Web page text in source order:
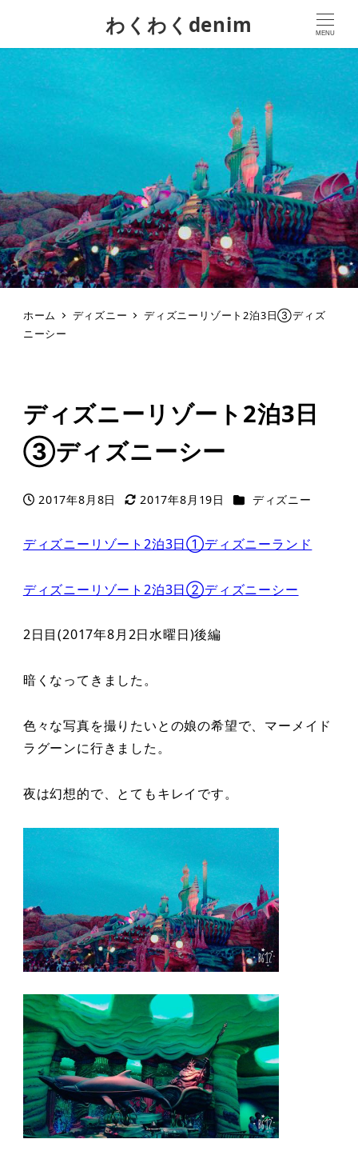
わくわくdenim MENU
ホーム ディズニー
ディズニーリゾート2泊3日③ディズ
ニーシー
ディズニーリゾート2泊3日
③ディズニーシー
投稿日
2017年8月8日
更新日
2017年8月19日 カテゴリー
ディズニー
ディズニーリゾート2泊3日①ディズニーランド
ディズニーリゾート2泊3日②ディズニーシー
2日目(2017年8月2日水曜日)後編
暗くなってきました。
色々な写真を撮りたいとの娘の希望で、マーメイド
ラグーンに行きました。
夜は幻想的で、とてもキレイです。